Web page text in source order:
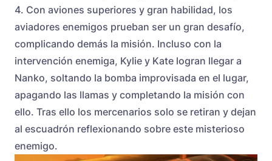
4. Con aviones superiores y gran habilidad, los
aviadores enemigos prueban ser un gran desafío,
complicando demás la misión. Incluso con la
intervención enemiga, Kylie y Kate logran llegar a
Nanko, soltando la bomba improvisada en el lugar,
apagando las llamas y completando la misión con
ello. Tras ello los mercenarios solo se retiran y dejan
al escuadrón reflexionando sobre este misterioso
enemigo.